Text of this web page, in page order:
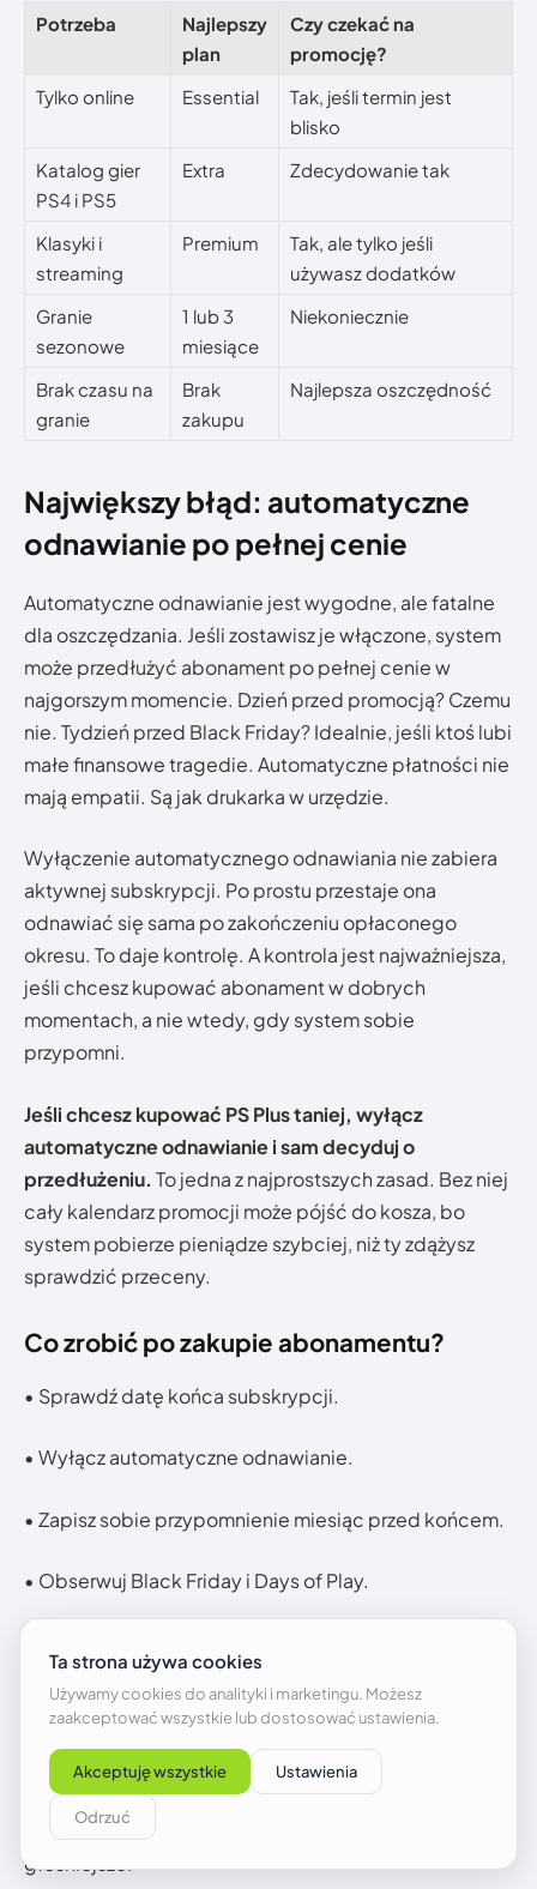
Potrzeba
Najlepszy
plan
Czy czekać na
promocję?
Tylko online
Essential
Tak, jeśli termin jest
blisko
Katalog gier
PS4 i PS5
Extra Zdecydowanie tak
Klasyki i
streaming
Premium
Tak, ale tylko jeśli
używasz dodatków
Granie
sezonowe
1 lub 3
miesiące
Niekoniecznie
Brak czasu na
granie
Brak
zakupu
Najlepsza oszczędność
Największy błąd: automatyczne
odnawianie po pełnej cenie
Automatyczne odnawianie jest wygodne, ale fatalne
dla oszczędzania. Jeśli zostawisz je włączone, system
może przedłużyć abonament po pełnej cenie w
najgorszym momencie. Dzień przed promocją? Czemu
nie. Tydzień przed Black Friday? Idealnie, jeśli ktoś lubi
małe finansowe tragedie. Automatyczne płatności nie
mają empatii. Są jak drukarka w urzędzie.
Wyłączenie automatycznego odnawiania nie zabiera
aktywnej subskrypcji. Po prostu przestaje ona
odnawiać się sama po zakończeniu opłaconego
okresu. To daje kontrolę. A kontrola jest najważniejsza,
jeśli chcesz kupować abonament w dobrych
momentach, a nie wtedy, gdy system sobie
przypomni.
Jeśli chcesz kupować PS Plus taniej, wyłącz
automatyczne odnawianie i sam decyduj o
przedłużeniu. To jedna z najprostszych zasad. Bez niej
cały kalendarz promocji może pójść do kosza, bo
system pobierze pieniądze szybciej, niż ty zdążysz
sprawdzić przeceny.
Co zrobić po zakupie abonamentu?
• Sprawdź datę końca subskrypcji.
• Wyłącz automatyczne odnawianie.
• Zapisz sobie przypomnienie miesiąc przed końcem.
• Obserwuj Black Friday i Days of Play.
• Nie przedłużaj rocznego planu w pełnej cenie tuż
To nudne, ale działa. A nudne rzeczy często wygrywają
z błyszczącymi banerami. Niestety, banery są
głośniejsze.